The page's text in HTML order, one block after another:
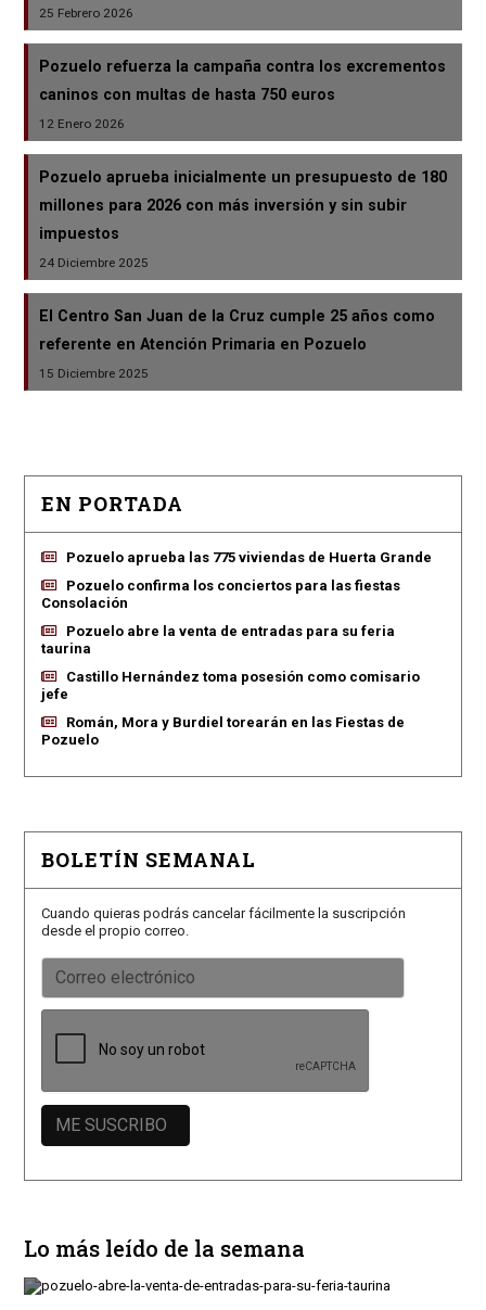
25 Febrero 2026
Pozuelo refuerza la campaña contra los excrementos
caninos con multas de hasta 750 euros
12 Enero 2026
Pozuelo aprueba inicialmente un presupuesto de 180
millones para 2026 con más inversión y sin subir
impuestos
24 Diciembre 2025
El Centro San Juan de la Cruz cumple 25 años como
referente en Atención Primaria en Pozuelo
15 Diciembre 2025
EN PORTADA
Pozuelo aprueba las 775 viviendas de Huerta Grande
Pozuelo confirma los conciertos para las fiestas
Consolación
Pozuelo abre la venta de entradas para su feria
taurina
Castillo Hernández toma posesión como comisario
jefe
Román, Mora y Burdiel torearán en las Fiestas de
Pozuelo
BOLETÍN SEMANAL
Cuando quieras podrás cancelar fácilmente la suscripción
desde el propio correo.
Lo más leído de la semana